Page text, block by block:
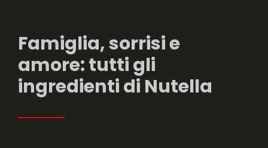
Famiglia, sorrisi e
amore: tutti gli
ingredienti di Nutella